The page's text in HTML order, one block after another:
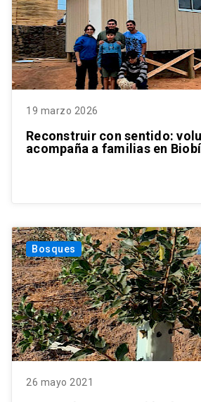
19 marzo 2026
Reconstruir con sentido:
acompaña a familias en
Bosques
26 mayo 2021